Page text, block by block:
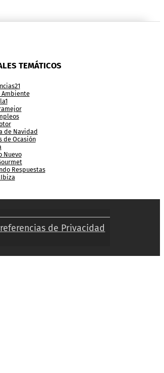
TEMÁTICOS
Ambiente
de Navidad
de Ocasión
Nuevo
Respuestas
de Privacidad